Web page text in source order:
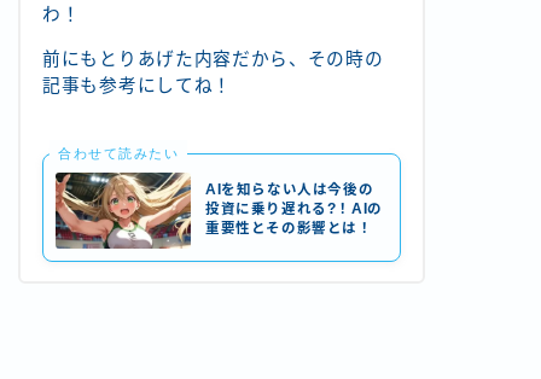
わ！
前にもとりあげた内容だから、その時の
記事も参考にしてね！
合わせて読みたい
AIを知らない人は今後の
投資に乗り遅れる?！AIの
重要性とその影響とは！